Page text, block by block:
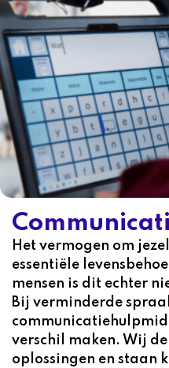
Het vermogen om
essentiële
mensen is dit echter
Bij verminderde
verschil maken. Wij
oplossingen en staan